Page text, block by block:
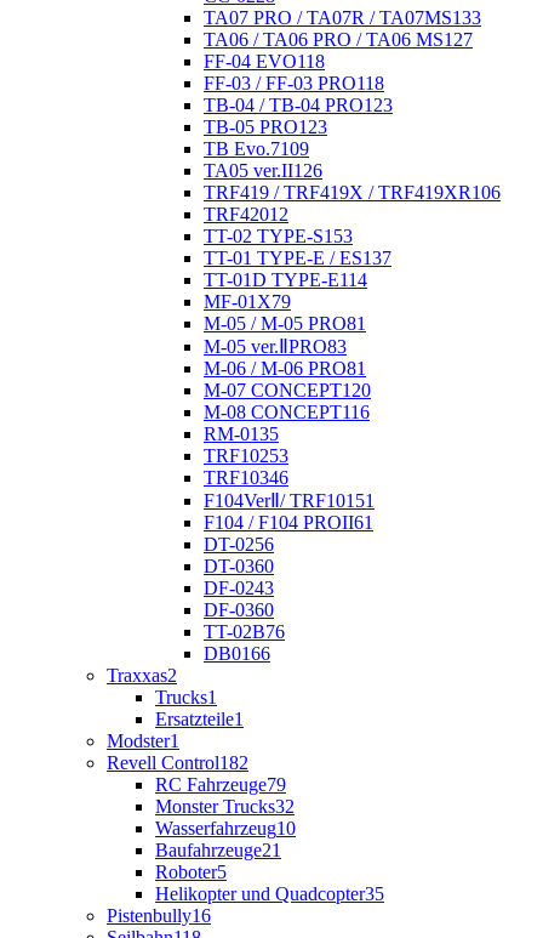
TA07 PRO / TA07R / TA07MS133
TA06 / TA06 PRO / TA06 MS127
FF-04 EVO118
FF-03 / FF-03 PRO118
TB-04 / TB-04 PRO123
TB-05 PRO123
TB Evo.7109
TA05 ver.II126
TRF419 / TRF419X / TRF419XR106
TRF42012
TT-02 TYPE-S153
TT-01 TYPE-E / ES137
TT-01D TYPE-E114
MF-01X79
M-05 / M-05 PRO81
M-05 ver.ⅡPRO83
M-06 / M-06 PRO81
M-07 CONCEPT120
M-08 CONCEPT116
RM-0135
TRF10253
TRF10346
F104VerⅡ/ TRF101 51
F104 / F104 PROII61
DT-0256
DT-0360
DF-0243
DF-0360
TT-02B76
DB0166
Traxxas2
Trucks1
Ersatzteile1
Modster1
Revell Control182
RC Fahrzeuge79
Monster Trucks32
Wasserfahrzeug10
Baufahrzeuge21
Roboter5
Helikopter und Quadcopter35
Pistenbully16